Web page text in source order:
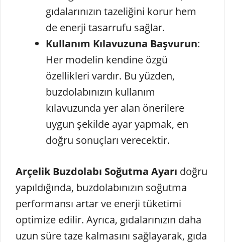
gıdalarınızın tazeliğini korur hem
de enerji tasarrufu sağlar.
Kullanım Kılavuzuna Başvurun:
Her modelin kendine özgü
özellikleri vardır. Bu yüzden,
buzdolabınızın kullanım
kılavuzunda yer alan önerilere
uygun şekilde ayar yapmak, en
doğru sonuçları verecektir.
Arçelik Buzdolabı Soğutma Ayarı doğru
yapıldığında, buzdolabınızın soğutma
performansı artar ve enerji tüketimi
optimize edilir. Ayrıca, gıdalarınızın daha
uzun süre taze kalmasını sağlayarak, gıda